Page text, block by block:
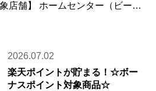
2026.07.02
楽天ポイントが貯まる！☆ボー
ナスポイント対象商品☆